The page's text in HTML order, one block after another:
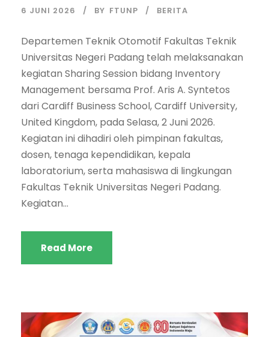
6 JUNI 2026 BY FTUNP BERITA
Departemen Teknik Otomotif Fakultas Teknik
Universitas Negeri Padang telah melaksanakan
kegiatan Sharing Session bidang Inventory
Management bersama Prof. Aris A. Syntetos
dari Cardiff Business School, Cardiff University,
United Kingdom, pada Selasa, 2 Juni 2026.
Kegiatan ini dihadiri oleh pimpinan fakultas,
dosen, tenaga kependidikan, kepala
laboratorium, serta mahasiswa di lingkungan
Fakultas Teknik Universitas Negeri Padang.
Kegiatan...
Read More